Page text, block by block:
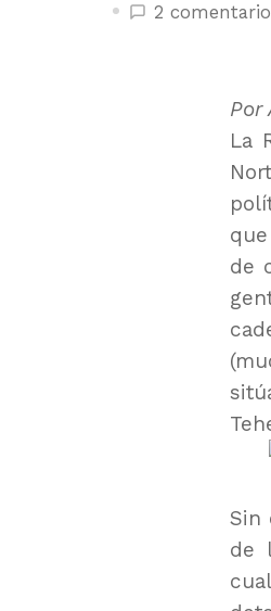
2
Por
La
de
Sin
de